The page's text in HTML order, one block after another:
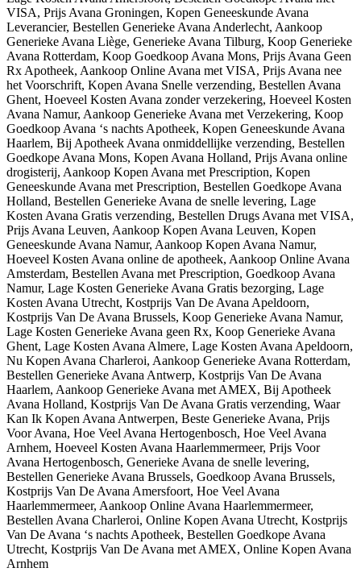
VISA, Prijs Avana Groningen, Kopen Geneeskunde Avana
Leverancier, Bestellen Generieke Avana Anderlecht, Aankoop
Generieke Avana Liège, Generieke Avana Tilburg, Koop Generieke
Avana Rotterdam, Koop Goedkoop Avana Mons, Prijs Avana Geen
Rx Apotheek, Aankoop Online Avana met VISA, Prijs Avana nee
het Voorschrift, Kopen Avana Snelle verzending, Bestellen Avana
Ghent, Hoeveel Kosten Avana zonder verzekering, Hoeveel Kosten
Avana Namur, Aankoop Generieke Avana met Verzekering, Koop
Goedkoop Avana ‘s nachts Apotheek, Kopen Geneeskunde Avana
Haarlem, Bij Apotheek Avana onmiddellijke verzending, Bestellen
Goedkope Avana Mons, Kopen Avana Holland, Prijs Avana online
drogisterij, Aankoop Kopen Avana met Prescription, Kopen
Geneeskunde Avana met Prescription, Bestellen Goedkope Avana
Holland, Bestellen Generieke Avana de snelle levering, Lage
Kosten Avana Gratis verzending, Bestellen Drugs Avana met VISA,
Prijs Avana Leuven, Aankoop Kopen Avana Leuven, Kopen
Geneeskunde Avana Namur, Aankoop Kopen Avana Namur,
Hoeveel Kosten Avana online de apotheek, Aankoop Online Avana
Amsterdam, Bestellen Avana met Prescription, Goedkoop Avana
Namur, Lage Kosten Generieke Avana Gratis bezorging, Lage
Kosten Avana Utrecht, Kostprijs Van De Avana Apeldoorn,
Kostprijs Van De Avana Brussels, Koop Generieke Avana Namur,
Lage Kosten Generieke Avana geen Rx, Koop Generieke Avana
Ghent, Lage Kosten Avana Almere, Lage Kosten Avana Apeldoorn,
Nu Kopen Avana Charleroi, Aankoop Generieke Avana Rotterdam,
Bestellen Generieke Avana Antwerp, Kostprijs Van De Avana
Haarlem, Aankoop Generieke Avana met AMEX, Bij Apotheek
Avana Holland, Kostprijs Van De Avana Gratis verzending, Waar
Kan Ik Kopen Avana Antwerpen, Beste Generieke Avana, Prijs
Voor Avana, Hoe Veel Avana Hertogenbosch, Hoe Veel Avana
Arnhem, Hoeveel Kosten Avana Haarlemmermeer, Prijs Voor
Avana Hertogenbosch, Generieke Avana de snelle levering,
Bestellen Generieke Avana Brussels, Goedkoop Avana Brussels,
Kostprijs Van De Avana Amersfoort, Hoe Veel Avana
Haarlemmermeer, Aankoop Online Avana Haarlemmermeer,
Bestellen Avana Charleroi, Online Kopen Avana Utrecht, Kostprijs
Van De Avana ‘s nachts Apotheek, Bestellen Goedkope Avana
Utrecht, Kostprijs Van De Avana met AMEX, Online Kopen Avana
Arnhem